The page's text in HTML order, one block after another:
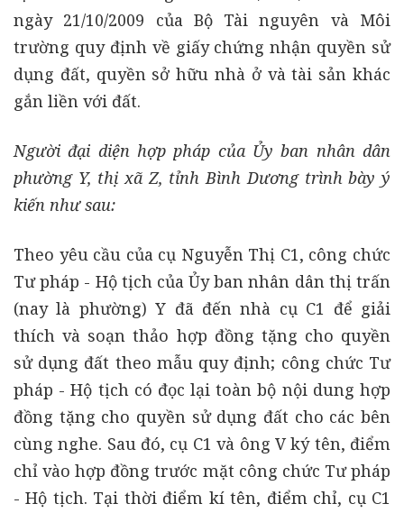
ngày 21/10/2009 của Bộ Tài nguyên và Môi
trường quy định về giấy chứng nhận quyền sử
dụng đất, quyền sở hữu nhà ở và tài sản khác
gắn liền với đất.
Người đại diện hợp pháp của Ủy ban nhân dân
phường Y, thị xã Z, tỉnh Bình Dương trình bày ý
kiến như sau:
Theo yêu cầu của cụ Nguyễn Thị C1, công chức
Tư pháp - Hộ tịch của Ủy ban nhân dân thị trấn
(nay là phường) Y đã đến nhà cụ C1 để giải
thích và soạn thảo hợp đồng tặng cho quyền
sử dụng đất theo mẫu quy định; công chức Tư
pháp - Hộ tịch có đọc lại toàn bộ nội dung hợp
đồng tặng cho quyền sử dụng đất cho các bên
cùng nghe. Sau đó, cụ C1 và ông V ký tên, điểm
chỉ vào hợp đồng trước mặt công chức Tư pháp
- Hộ tịch. Tại thời điểm kí tên, điểm chỉ, cụ C1